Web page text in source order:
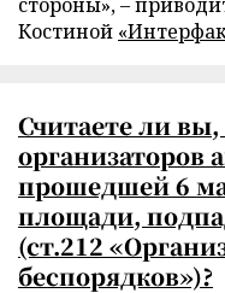
Костиной
Считаете ли
организаторов
прошедшей 6
площади,
(ст.212
беспорядков»)?